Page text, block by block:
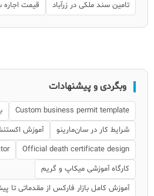
تامین سند ملکی در زرآباد
قیمت
وبگردی و پیشنهادات
Custom business permit template
شرایط کار در سان‌مارینو
آموزش
Official death certificate design
کارگاه آموزشی میکاپ و گریم
آموزش کامل بازار فارکس از مقدماتی تا